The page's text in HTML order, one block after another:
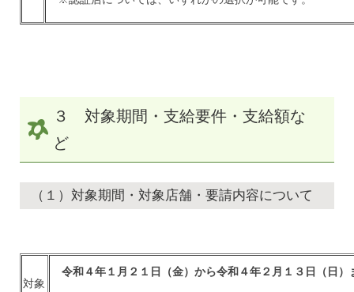
３ 対象期間・支給要件・支給額な
ど
（１）対象期間・対象店舗・要請内容について
対象
令和４年１月２１日（金）から令和４年２月１３日（日）